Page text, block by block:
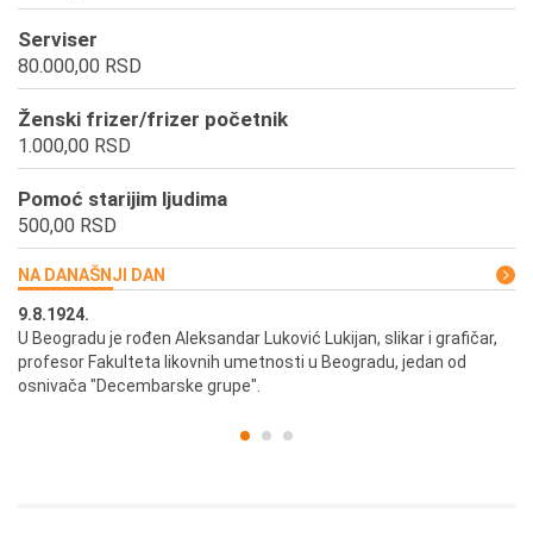
Serviser
80.000,00 RSD
Ženski frizer/frizer početnik
1.000,00 RSD
Pomoć starijim ljudima
500,00 RSD
NA DANAŠNJI DAN
9.8.1924.
U Beogradu je rođen Aleksandar Luković Lukijan, slikar i grafičar,
profesor Fakulteta likovnih umetnosti u Beogradu, jedan od
osnivača "Decembarske grupe".